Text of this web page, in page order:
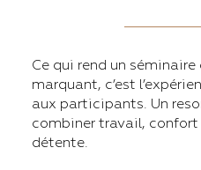
Ce qui rend un
marquant, c’est
aux participants. Un
combiner travail,
détente.